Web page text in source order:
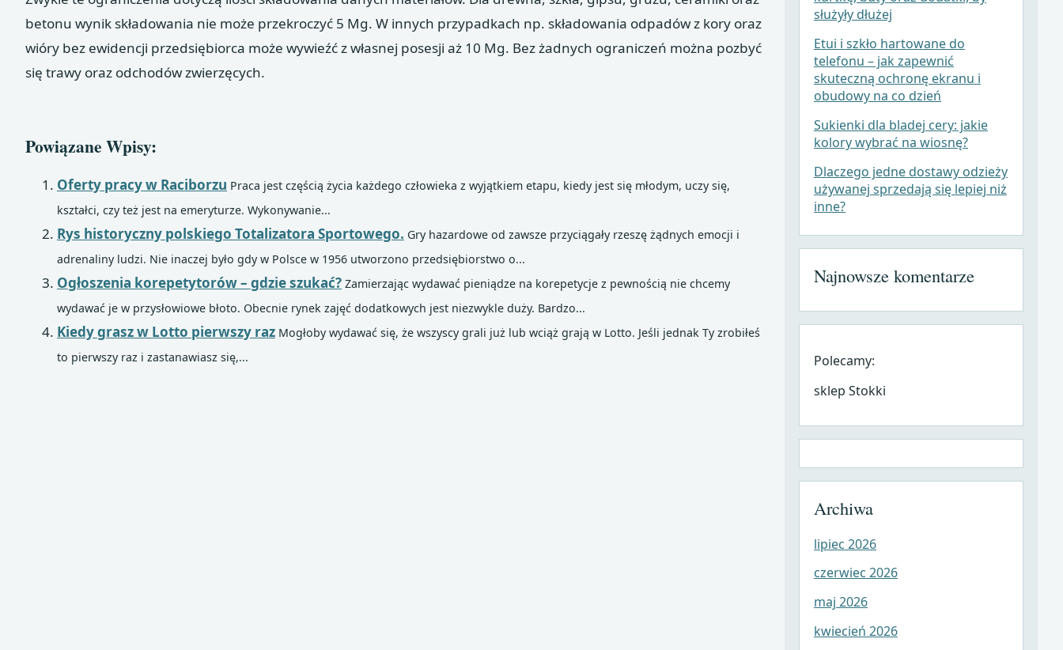
betonu wynik składowania nie może przekroczyć 5 Mg. W innych przypadkach np. składowania odpadów z kory oraz
wióry bez ewidencji przedsiębiorca może wywieźć z własnej posesji aż 10 Mg. Bez żadnych ograniczeń można pozbyć
się trawy oraz odchodów zwierzęcych.
Powiązane Wpisy:
Oferty pracy w Raciborzu Praca jest częścią życia każdego człowieka z wyjątkiem etapu, kiedy jest się młodym, uczy się,
kształci, czy też jest na emeryturze. Wykonywanie...
Rys historyczny polskiego Totalizatora Sportowego. Gry hazardowe od zawsze przyciągały rzeszę żądnych emocji i
adrenaliny ludzi. Nie inaczej było gdy w Polsce w 1956 utworzono przedsiębiorstwo o...
Ogłoszenia korepetytorów – gdzie szukać? Zamierzając wydawać pieniądze na korepetycje z pewnością nie chcemy
wydawać je w przysłowiowe błoto. Obecnie rynek zajęć dodatkowych jest niezwykle duży. Bardzo...
Kiedy grasz w Lotto pierwszy raz Mogłoby wydawać się, że wszyscy grali już lub wciąż grają w Lotto. Jeśli jednak Ty zrobiłeś
to pierwszy raz i zastanawiasz się,...
służyły dłużej
Etui i szkło hartowane do
telefonu – jak zapewnić
skuteczną ochronę ekranu i
obudowy na co dzień
Sukienki dla bladej cery: jakie
kolory wybrać na wiosnę?
Dlaczego jedne dostawy odzieży
używanej sprzedają się lepiej niż
inne?
Najnowsze komentarze
Polecamy:
sklep Stokki
Archiwa
lipiec 2026
czerwiec 2026
maj 2026
kwiecień 2026